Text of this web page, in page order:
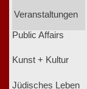
Veranstaltungen
Public Affairs
Kunst + Kultur
Jüdisches Leben